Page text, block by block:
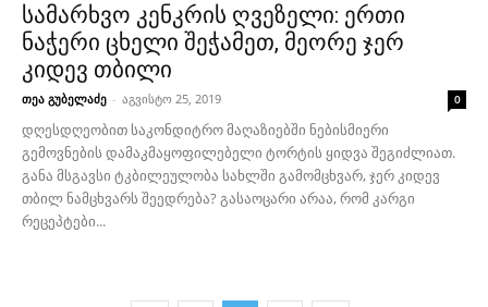
სამარხვო კენკრის ღვეზელი: ერთი
ნაჭერი ცხელი შეჭამეთ, მეორე ჯერ
კიდევ თბილი
თეა გუბელაძე - აგვისტო 25, 2019 0
დღესდღეობით საკონდიტრო მაღაზიებში ნებისმიერი
გემოვნების დამაკმაყოფილებელი ტორტის ყიდვა შეგიძლიათ.
განა მსგავსი ტკბილეულობა სახლში გამომცხვარ, ჯერ კიდევ
თბილ ნამცხვარს შეედრება? გასაოცარი არაა, რომ კარგი
რეცეპტები...